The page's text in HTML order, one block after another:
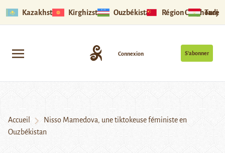
Kazakhstan Kirghizstan Ouzbékistan Région Ouïghoure
S’abonner
Connexion
Accueil
Nisso Mamedova, une tiktokeuse féministe en
Ouzbékistan